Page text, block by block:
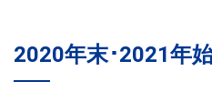
2020年末･2021年